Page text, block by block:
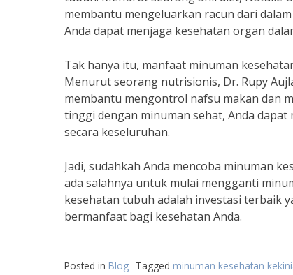
membantu mengeluarkan racun dari
Anda dapat menjaga kesehatan organ
Tak hanya itu, manfaat minuman
Menurut seorang nutrisionis, Dr. Rupy
membantu mengontrol nafsu makan dan
tinggi dengan minuman sehat, Anda
secara keseluruhan.
Jadi, sudahkah Anda mencoba minuman
ada salahnya untuk mulai mengganti
kesehatan tubuh adalah investasi terbaik
bermanfaat bagi kesehatan Anda.
Posted in Blog Tagged minuman kesehatan